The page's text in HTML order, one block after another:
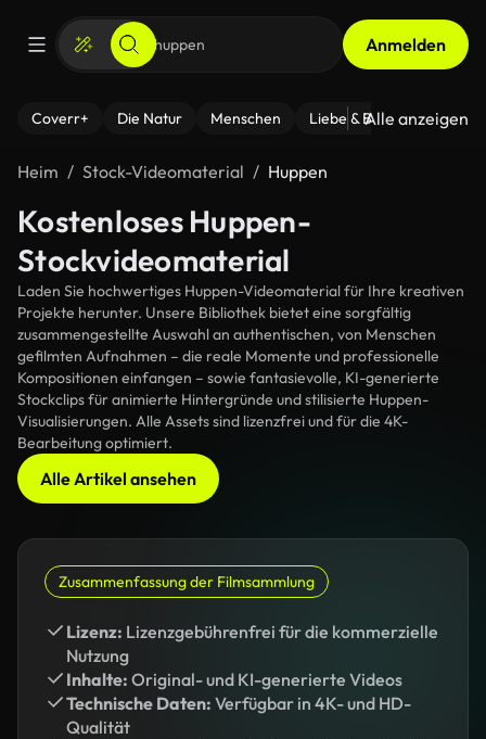
Anmelden
Coverr+ Die Natur Menschen Liebe & Beziehungen
Alle anzeigen
Heim Stock-Videomaterial Huppen
Kostenloses Huppen-
Stockvideomaterial
Laden Sie hochwertiges Huppen-Videomaterial für Ihre kreativen
Projekte herunter. Unsere Bibliothek bietet eine sorgfältig
zusammengestellte Auswahl an authentischen, von Menschen
gefilmten Aufnahmen – die reale Momente und professionelle
Kompositionen einfangen – sowie fantasievolle, KI-generierte
Stockclips für animierte Hintergründe und stilisierte Huppen-
Visualisierungen. Alle Assets sind lizenzfrei und für die 4K-
Bearbeitung optimiert.
Alle Artikel ansehen
Zusammenfassung der Filmsammlung
Lizenz: Lizenzgebührenfrei für die kommerzielle
Nutzung
Inhalte: Original- und KI-generierte Videos
Technische Daten: Verfügbar in 4K- und HD-
Qualität